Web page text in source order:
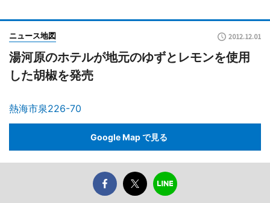
ニュース地図 2012.12.01
湯河原のホテルが地元のゆずとレモンを使用
した胡椒を発売
熱海市泉226-70
Google Map で見る